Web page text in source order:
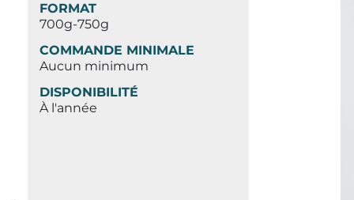
FORMAT
700g-750g
COMMANDE MINIMALE
Aucun minimum
DISPONIBILITÉ
À l'année